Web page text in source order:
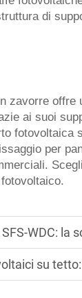
di
zavorre offre
ai suoi
fotovoltaica
per
definitiva contro
ai sistemi di